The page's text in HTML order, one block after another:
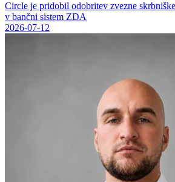
Circle je pridobil odobritev zvezne
v bančni sistem ZDA
2026-07-12